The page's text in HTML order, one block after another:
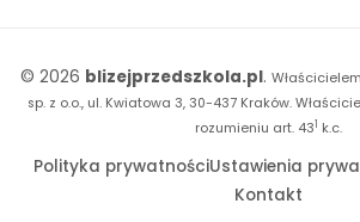
Dookoła Polski
Sprintem do maratonu
Instagram
© 2026 blizejprzedszkola.pl.
sp. z o.o., ul. Kwiatowa 3, 30-437 Kraków.
rozumieniu art. 431 k.c.
Polityka prywatnościUstawienia
Kontakt